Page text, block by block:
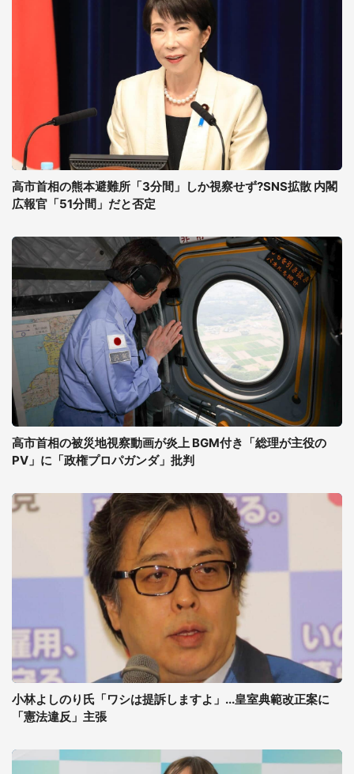
高市首相の熊本避難所「3分間」しか視察せず?SNS拡散 内閣
広報官「51分間」だと否定
高市首相の被災地視察動画が炎上 BGM付き「総理が主役の
PV」に「政権プロパガンダ」批判
小林よしのり氏「ワシは提訴しますよ」...皇室典範改正案に
「憲法違反」主張